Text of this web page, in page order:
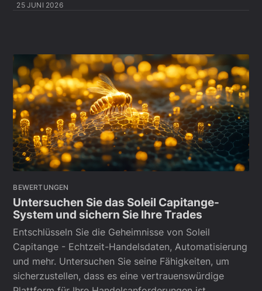
25 JUNI 2026
BEWERTUNGEN
Untersuchen Sie das Soleil Capitange-
System und sichern Sie Ihre Trades
Entschlüsseln Sie die Geheimnisse von Soleil
Capitange - Echtzeit-Handelsdaten, Automatisierung
und mehr. Untersuchen Sie seine Fähigkeiten, um
sicherzustellen, dass es eine vertrauenswürdige